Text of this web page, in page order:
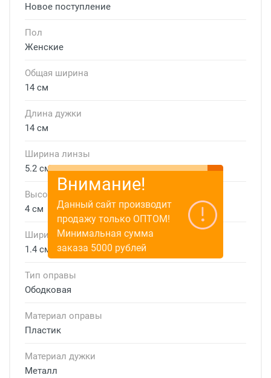
Новое поступление
Пол
Женские
Общая ширина
14 см
Длина дужки
14 см
Ширина линзы
5.2 см
Высота линзы
4 см
Ширина мостика
1.4 см
Тип оправы
Ободковая
Материал оправы
Пластик
Материал дужки
Металл
Внимание!
Данный сайт производит
продажу только ОПТОМ!
Минимальная сумма
заказа 5000 рублей